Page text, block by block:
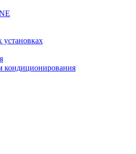
установках
кондиционирования